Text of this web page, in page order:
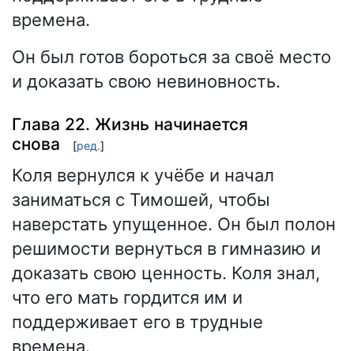
времена.
Он был готов бороться за своё место
и доказать свою невиновность.
Глава 22. Жизнь начинается
снова
[ред.]
Коля вернулся к учёбе и начал
заниматься с Тимошей, чтобы
наверстать упущенное. Он был полон
решимости вернуться в гимназию и
доказать свою ценность. Коля знал,
что его мать гордится им и
поддерживает его в трудные
времена.